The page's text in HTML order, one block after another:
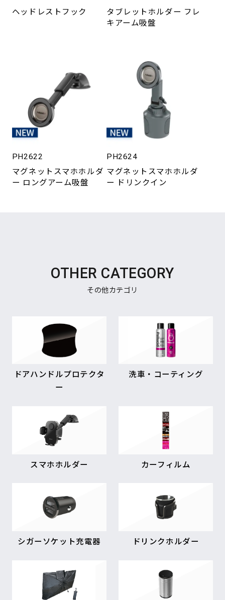
ヘッドレストフック
タブレットホルダー フレ
キアーム吸盤
PH2622
マグネットスマホホルダ
ー ロングアーム吸盤
PH2624
マグネットスマホホルダ
ー ドリンクイン
OTHER CATEGORY
その他カテゴリ
ドアハンドルプロテクタ
ー
洗車・コーティング
スマホホルダー カーフィルム
シガーソケット充電器 ドリンクホルダー